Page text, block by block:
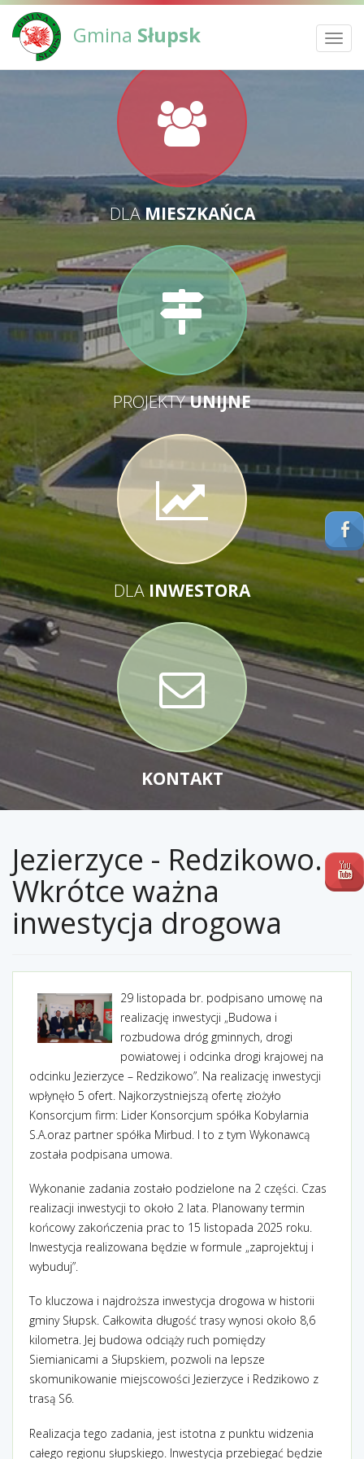
Gmina Słupsk
DLAMIESZKAŃCA
PROJEKTYUNIJNE
DLA INWESTORA
KONTAKT
Jezierzyce - Redzikowo.
Wkrótce ważna
inwestycja drogowa
29 listopada br. podpisano umowę na
realizację inwestycji „Budowa i
rozbudowa dróg gminnych, drogi
powiatowej i odcinka drogi krajowej na
odcinku Jezierzyce – Redzikowo”. Na realizację inwestycji
wpłynęło 5 ofert. Najkorzystniejszą ofertę złożyło
Konsorcjum firm: Lider Konsorcjum spółka Kobylarnia
S.A.oraz partner spółka Mirbud. I to z tym Wykonawcą
została podpisana umowa.
Wykonanie zadania zostało podzielone na 2 części. Czas
realizacji inwestycji to około 2 lata. Planowany termin
końcowy zakończenia prac to 15 listopada 2025 roku.
Inwestycja realizowana będzie w formule „zaprojektuj i
wybuduj”.
To kluczowa i najdroższa inwestycja drogowa w historii
gminy Słupsk. Całkowita długość trasy wynosi około 8,6
kilometra. Jej budowa odciąży ruch pomiędzy
Siemianicami a Słupskiem, pozwoli na lepsze
skomunikowanie miejscowości Jezierzyce i Redzikowo z
trasą S6.
Realizacja tego zadania, jest istotna z punktu widzenia
całego regionu słupskiego. Inwestycja przebiegać będzie